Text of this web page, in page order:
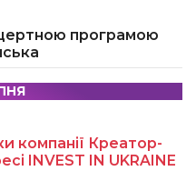
програмою
компанії Креатор-
INVEST IN UKRAINE